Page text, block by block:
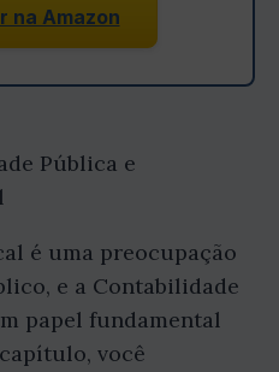
na Amazon
Pública e
é uma preocupação
e a Contabilidade
papel fundamental
você